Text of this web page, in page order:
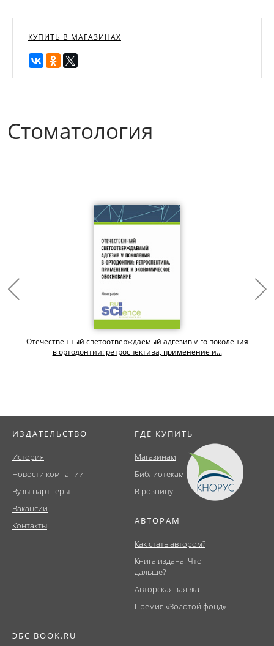
КУПИТЬ В МАГАЗИНАХ
Стоматология
Отечественный светоотверждаемый адгезив v-го поколения
в ортодонтии: ретроспектива, применение и...
ИЗДАТЕЛЬСТВО
История
Новости компании
Вузы-партнеры
Вакансии
Контакты
ГДЕ КУПИТЬ
Магазинам
Библиотекам
В розницу
АВТОРАМ
Как стать автором?
Книга издана. Что
дальше?
Авторская заявка
Премия «Золотой фонд»
ЭБС BOOK.RU